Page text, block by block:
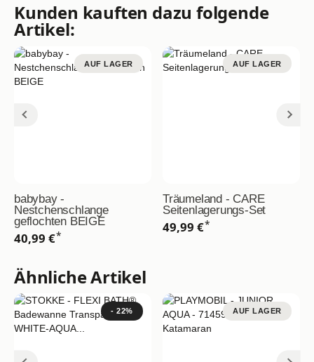
Kunden kauften dazu folgende
Artikel:
AUF LAGER
babybay -
Nestchenschlange
geflochten BEIGE
40,99 €*
AUF LAGER
Träumeland - CARE
Seitenlagerungs-Set
49,99 €*
Ähnliche Artikel
- 22% AUF LAGER